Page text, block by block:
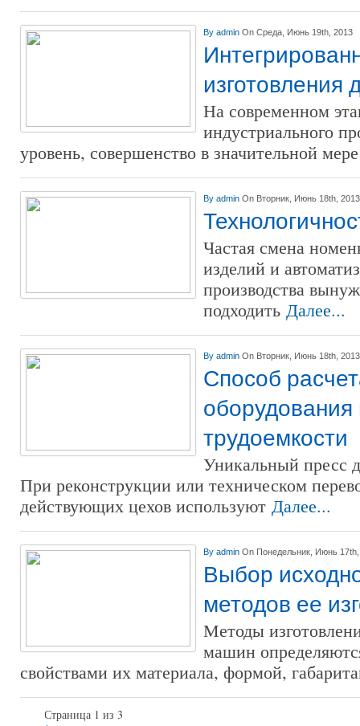
By admin On Среда, Июнь 19th, 2013
изготовления
На современном
индустриального
уровень, совершенство в значительной
By admin On Вторник, Июнь 18th, 2013
Частая смена
изделий и
производства
подходить Далее...
By admin On Вторник, Июнь 18th, 2013
Способ
трудоемкости
Уникальный пресс
При реконструкции или техническом
действующих цехов используют Далее...
By admin On Понедельник, Июнь
Выбор
методов ее
Методы
машин
свойствами их материала, формой,
Страница 1 из 3